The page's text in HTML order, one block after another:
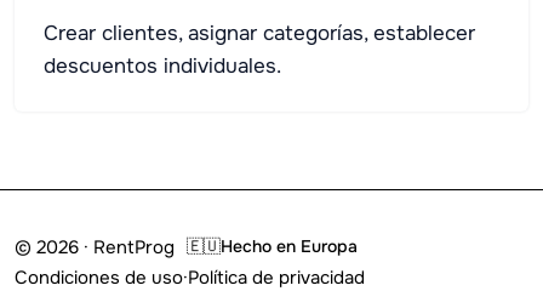
Crear clientes, asignar categorías, establecer
descuentos individuales.
© 2026 · RentProg 🇪🇺Hecho en Europa
Condiciones de uso·Política de privacidad